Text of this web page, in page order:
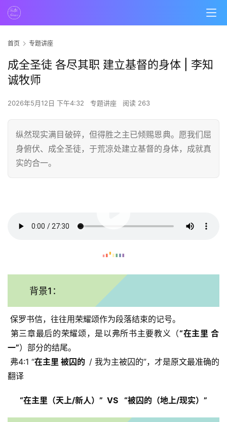
首页 专题讲座
成全圣徒 各尽其职 建立基督的身体 | 李知
诚牧师
2026年5月12日 下午4:32 专题讲座 阅读 263
纵然现实满目破碎，但得胜之主已倾赐恩典。愿我们屈
身俯伏、成全圣徒，于荒凉处建立基督的身体，成就真
实的合一。
背景1：
保罗书信，往往用荣耀颂作为段落结束的记号。
第三章最后的荣耀颂，是以弗所书主要教义（“在主里 合
一”）部分的结尾。
弗4:1 “在主里 被囚的 / 我为主被囚的”，才是原文最准确的
翻译
“在主里（天上/新人）” VS “被囚的（地上/现实）”